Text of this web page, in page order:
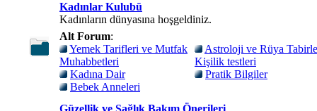
Kadınlar Kulubü
Kadınların dünyasına hoşgeldiniz.
Alt Forum:
Yemek Tarifleri ve Mutfak
Muhabbetleri
Astroloji ve Rüya
Kişilik testleri
Kadına Dair
Pratik Bilgiler
Bebek Anneleri
Güzellik ve Sağlık Bakım Önerileri